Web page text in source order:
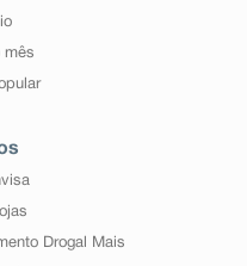
mês
Drogal Mais